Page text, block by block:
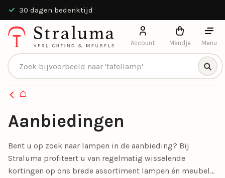
Sinds 1940
Producten zoeken
Account Mandje Menu
Aanbiedingen
Bent u op zoek naar lampen in de aanbieding? Bij
Straluma profiteert u van regelmatig wisselende
kortingen op ons brede assortiment lampen én meubels.